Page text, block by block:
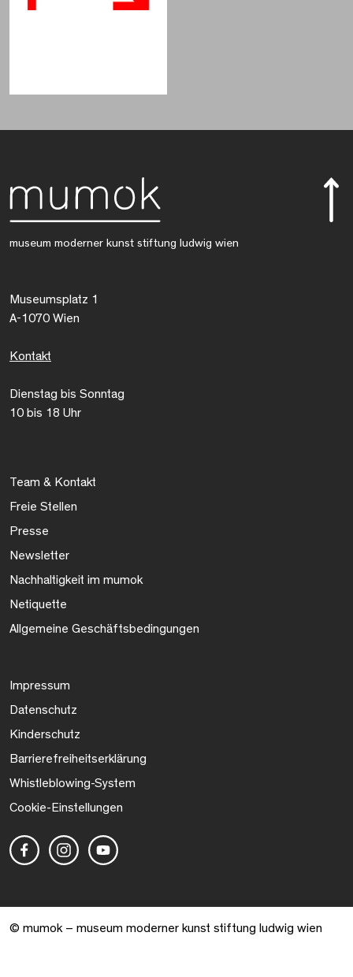
museum moderner kunst stiftung ludwig wien
Museumsplatz 1
A-1070 Wien
Kontakt
Dienstag bis Sonntag
10 bis 18 Uhr
Team & Kontakt
Freie Stellen
Presse
Newsletter
Nachhaltigkeit im mumok
Netiquette
Allgemeine Geschäftsbedingungen
Impressum
Datenschutz
Kinderschutz
Barrierefreiheitserklärung
Whistleblowing-System
Cookie-Einstellungen
© mumok – museum moderner kunst stiftung ludwig wien